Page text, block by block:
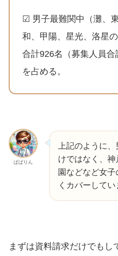
☑ 男子最難関中（灘、
和、甲陽、星光、洛星
合計926名（募集人員
を占める。
ぱぱりん
上記のように
けではなく、
園などなど女
くカバーしてい
まずは資料請求だけでもし